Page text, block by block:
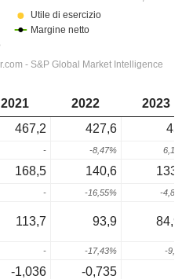
2021 2022
2023
467,2 427,6
- -8,47%
168,5 140,6
- -16,55% -
113,7 93,9
- -17,43% -
-1,036
-0,735